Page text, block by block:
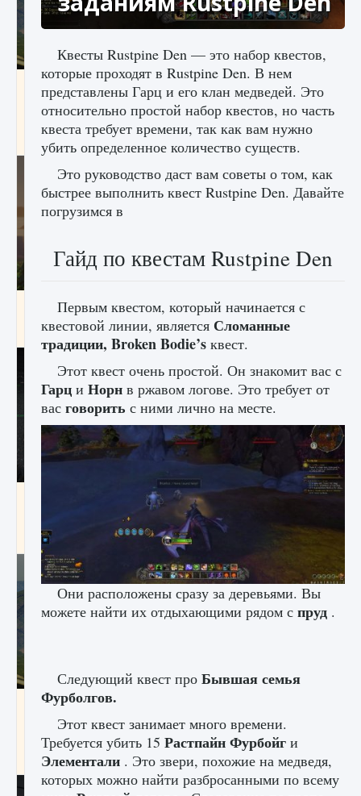
Как исправить ошибку Palworld «Идет
сохранение мира — Невозможно начать
сохранение данных мира»
9 августа 2024 2 511 0 0
Как заработать медали лиги Clash of Clans
9 августа 2024 2 599 0 1
лицензии, лиги, команды и стадионы в EA
9 августа 2024 2 395
Как исправить ошибку Palworld EPalworld
«Идет сохранение мира — Невозможно
начать сохранение данных мира»
9 августа 2024 2 711 0 0
Квесты Rustpine Den — это набор квестов,
которые проходят в Rustpine Den. В нем
представлены Гарц и его клан медведей. Это
относительно простой набор квестов, но часть
квеста требует времени, так как вам нужно
убить определенное количество существ.
Это руководство даст вам советы о том, как
быстрее выполнить квест Rustpine Den. Давайте
погрузимся в
Гайд по квестам Rustpine Den
Первым квестом, который начинается с
квестовой линии, является Сломанные
традиции, Broken Bodie’s квест.
Этот квест очень простой. Он знакомит вас с
Гарц и Норн в ржавом логове. Это требует от
вас говорить с ними лично на месте.
Они расположены сразу за деревьями. Вы
можете найти их отдыхающими рядом с пруд .
Следующий квест про Бывшая семья
Фурболгов.
Этот квест занимает много времени.
Требуется убить 15 Растпайн Фурбойг и
Элементали . Это звери, похожие на медведя,
которых можно найти разбросанными по всему